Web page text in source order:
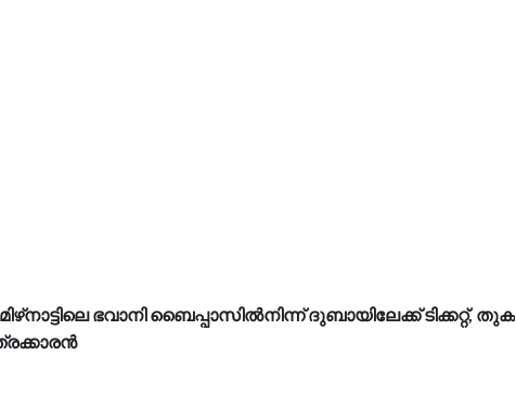
ഭവാനി ബൈപ്പാസിൽനിന്ന് ദുബായിലേക്ക് ടിക്കറ്റ്, തുക